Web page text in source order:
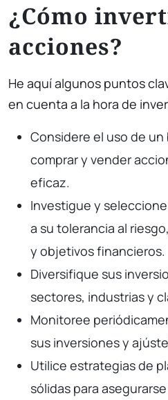
¿Cómo
acciones?
He aquí algunos puntos
en cuenta a la hora de
Considere el uso de un
comprar y vender
eficaz.
Investigue y
a su tolerancia al
y objetivos financieros.
Diversifique sus
sectores, industrias y
Monitoree
sus inversiones y
Utilice estrategias de
sólidas para